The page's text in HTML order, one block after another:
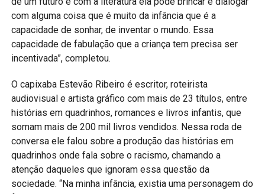
com alguma coisa que é muito da infância que é a
capacidade de sonhar, de inventar o mundo. Essa
capacidade de fabulação que a criança tem precisa ser
incentivada”, completou.
O capixaba Estevão Ribeiro é escritor, roteirista
audiovisual e artista gráfico com mais de 23 títulos, entre
histórias em quadrinhos, romances e livros infantis, que
somam mais de 200 mil livros vendidos. Nessa roda de
conversa ele falou sobre a produção das histórias em
quadrinhos onde fala sobre o racismo, chamando a
atenção daqueles que ignoram essa questão da
sociedade. “Na minha infância, existia uma personagem do